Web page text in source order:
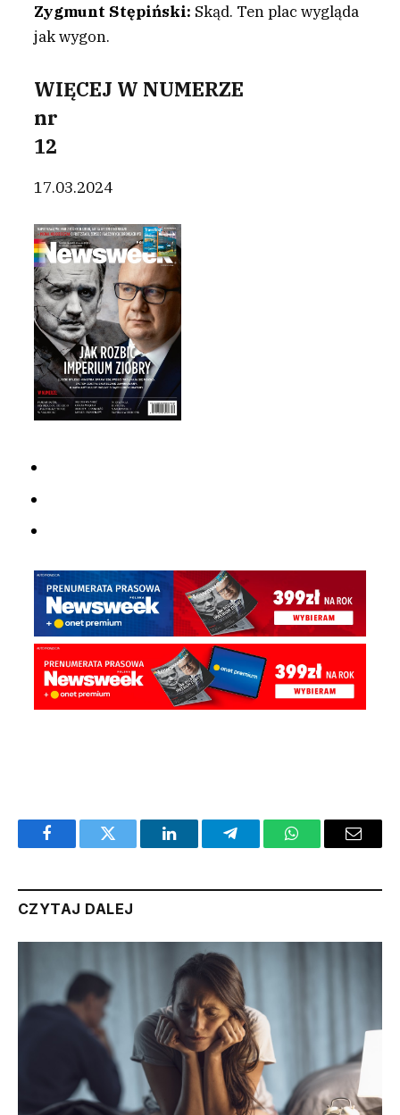
Zygmunt Stępiński: Skąd. Ten plac wygląda
jak wygon.
WIĘCEJ W NUMERZE
nr
12
17.03.2024
FacebookTwitter LinkedInTelegramWhatsAppEmail
CZYTAJ DALEJ